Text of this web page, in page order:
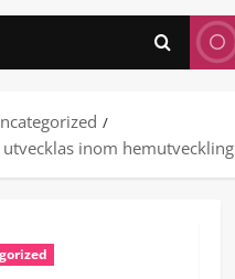
utvecklas inom hemutveckling